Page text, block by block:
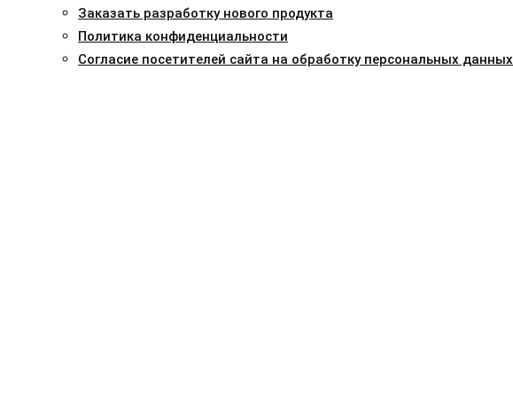
Заказать разработку нового продукта
Политика конфиденциальности
Согласие посетителей сайта на обработку персональных данных